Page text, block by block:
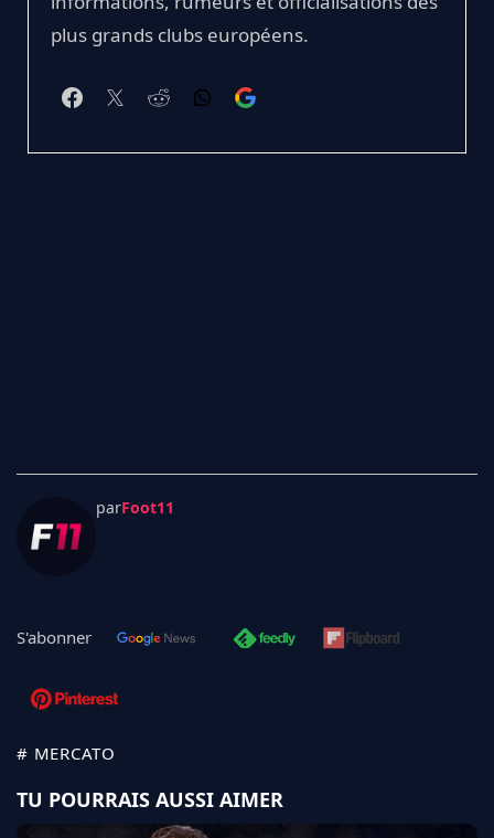
plus grands clubs européens.
parFoot11
S'abonner
# MERCATO
TU POURRAIS AUSSI AIMER